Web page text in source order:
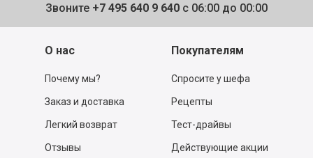
Звоните +7 495 640 9 640 с 06:00 до 00:00
О нас
Почему мы?
Заказ и доставка
Легкий возврат
Отзывы
Покупателям
Спросите у шефа
Рецепты
Тест-драйвы
Действующие акции